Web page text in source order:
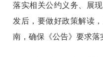
落实相关公约义务、展
发后，要做好政策解读
南，确保《公告》要求落